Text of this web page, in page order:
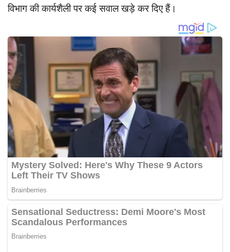
विभाग की कार्यशैली पर कई सवाल खड़े कर दिए हैं।